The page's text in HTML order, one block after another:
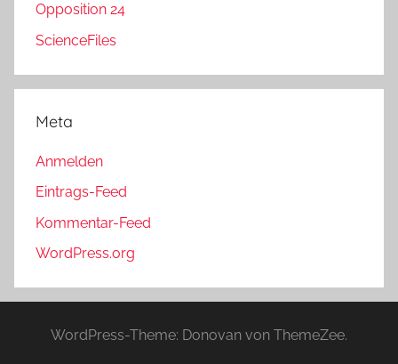
Opposition 24
ScienceFiles
Meta
Anmelden
Eintrags-Feed
Kommentar-Feed
WordPress.org
WordPress-Theme: Donovan von ThemeZee.